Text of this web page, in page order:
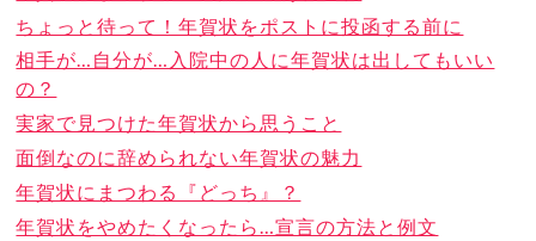
ちょっと待って！年賀状をポストに投函する前に
相手が…自分が…入院中の人に年賀状は出してもいい
の？
実家で見つけた年賀状から思うこと
面倒なのに辞められない年賀状の魅力
年賀状にまつわる『どっち』？
年賀状をやめたくなったら…宣言の方法と例文